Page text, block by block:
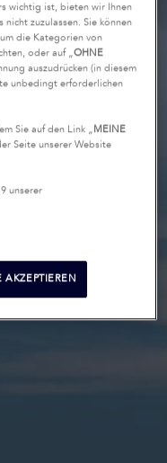
wichtig ist, bieten wir Ihnen
zuzulassen. Sie können
die Kategorien von
oder auf „OHNE
auszudrücken (in diesem
unbedingt erforderlichen
Sie auf den Link „MEINE
Seite unserer Website
unserer
AKZEPTIEREN